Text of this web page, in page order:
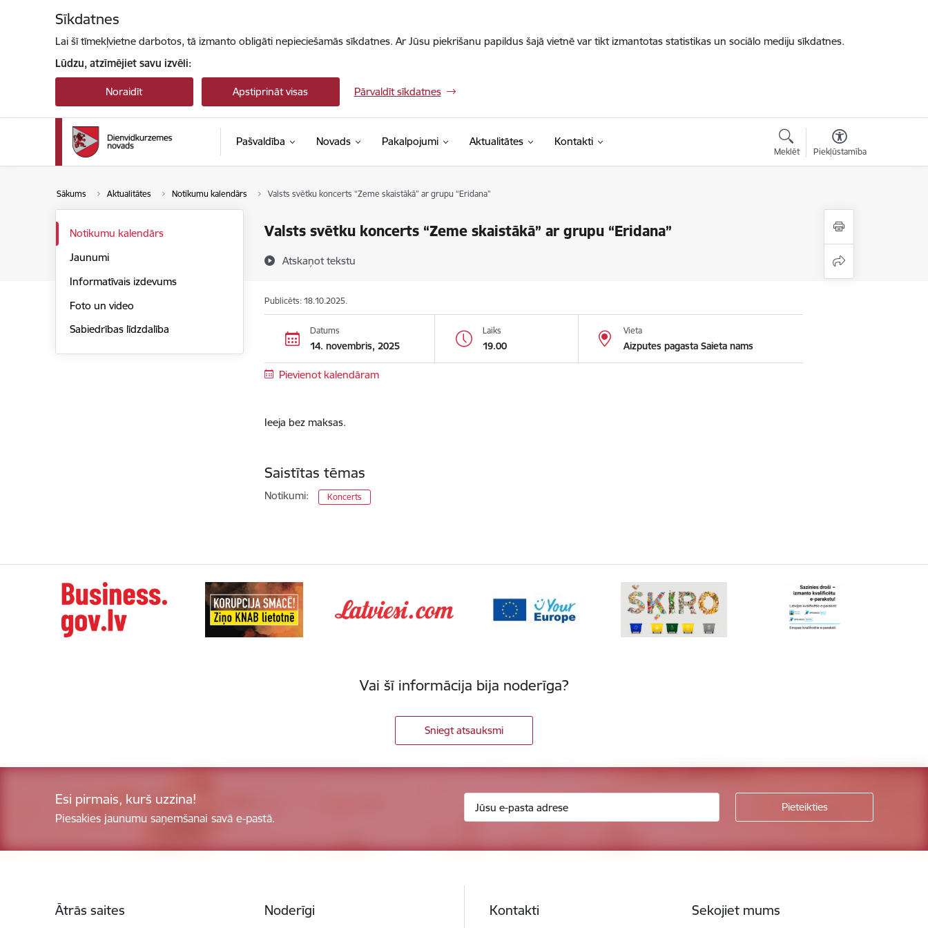
Sīkdatnes
Lai šī tīmekļvietne darbotos, tā izmanto obligāti nepieciešamās sīkdatnes. Ar Jūsu piekrišanu papildus šajā vietnē var tikt izmantotas statistikas un sociālo mediju sīkdatnes.
Lūdzu, atzīmējiet savu izvēli:
Noraidīt Apstiprināt visas Pārvaldīt sīkdatnes
Pašvaldība Novads Pakalpojumi Aktualitātes Kontakti
Meklēt Piekļūstamība
Sākums Aktualitātes Notikumu kalendārs Valsts svētku koncerts “Zeme skaistākā” ar grupu “Eridana”
Valsts svētku koncerts “Zeme skaistākā” ar grupu “Eridana”
Atskaņot tekstu
Notikumu kalendārs
Jaunumi
Informatīvais izdevums
Foto un video
Sabiedrības līdzdalība
Publicēts: 18.10.2025.
Datums
14. novembris, 2025
Laiks
19.00
Vieta
Aizputes pagasta Saieta nams
Pievienot kalendāram
Ieeja bez maksas.
Saistītas tēmas
Notikumi: Koncerts
Vai šī informācija bija noderīga?
Sniegt atsauksmi
Esi pirmais, kurš uzzina!
Piesakies jaunumu saņemšanai savā e-pastā.
Ātrās saites Noderīgi Kontakti Sekojiet mums